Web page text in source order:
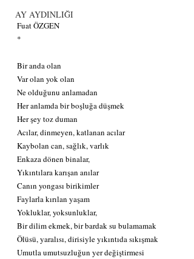
AY AYDINLIĞI
Fuat ÖZGEN
*
Bir anda olan
Var olan yok olan
Ne olduğunu anlamadan
Her anlamda bir boşluğa düşmek
Her şey toz duman
Acılar, dinmeyen, katlanan acılar
Kaybolan can, sağlık, varlık
Enkaza dönen binalar,
Yıkıntılara karışan anılar
Canın yongası birikimler
Faylarla kırılan yaşam
Yokluklar, yoksunluklar,
Bir dilim ekmek, bir bardak su bulamamak
Ölüsü, yaralısı, dirisiyle yıkıntıda sıkışmak
Umutla umutsuzluğun yer değiştirmesi